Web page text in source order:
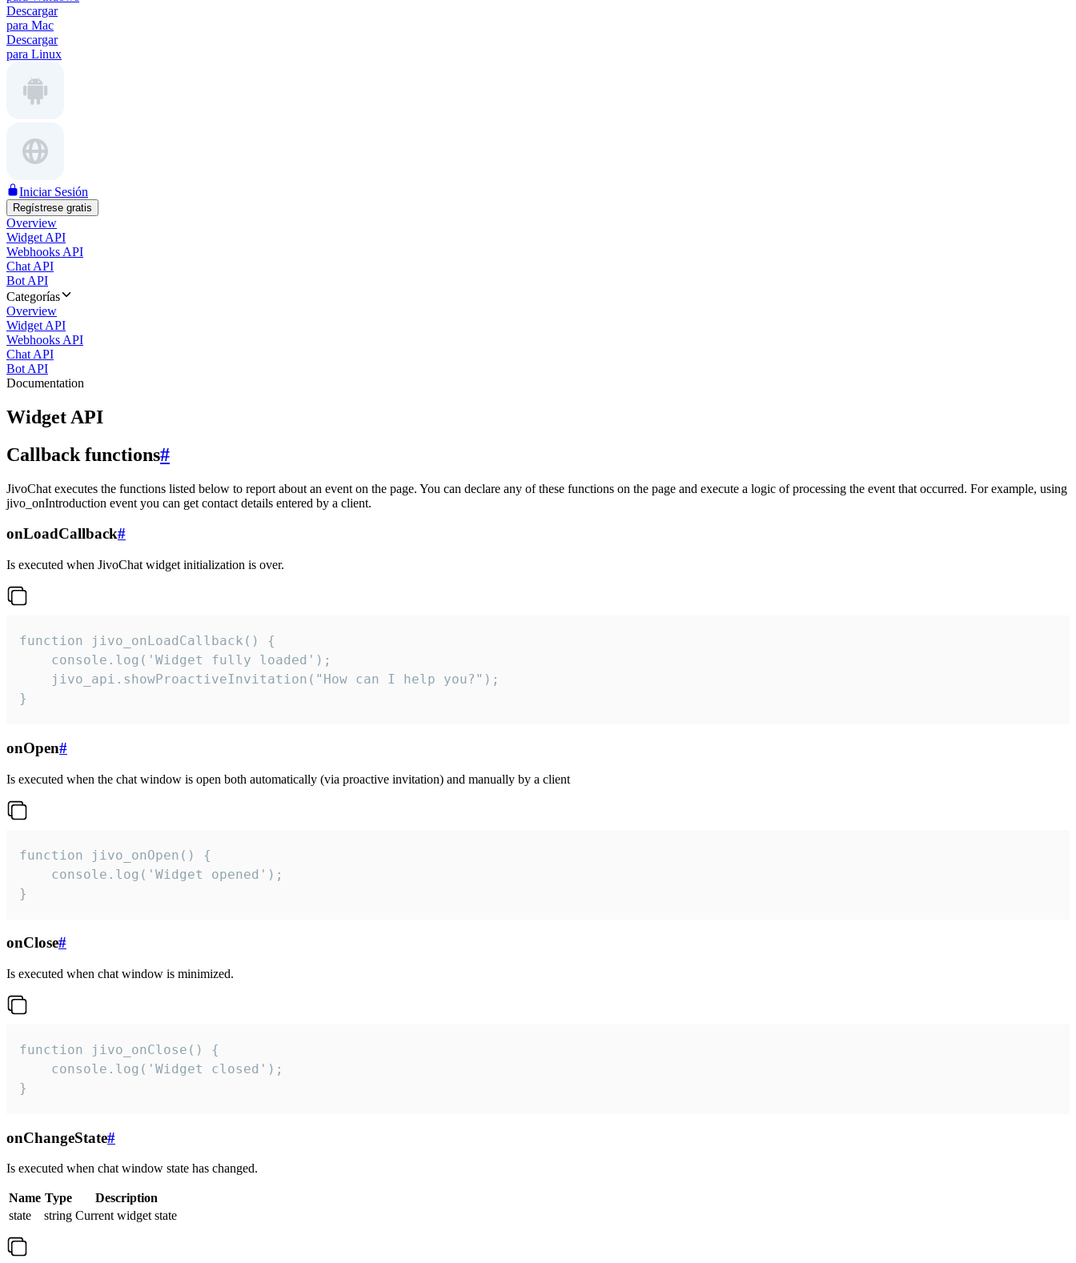
Descargar
para Mac
Descargar
para Linux
Iniciar Sesión
Regístrese gratis
Overview
Widget API
Webhooks API
Chat API
Bot API
Categorías
Overview
Widget API
Webhooks API
Chat API
Bot API
Documentation
Widget API
Callback functions#
JivoChat executes the functions listed below to report about an event on the page. You can declare any of these functions on the page and execute a logic of processing the event that occurred. For example, using
jivo_onIntroduction event you can get contact details entered by a client.
onLoadCallback#
Is executed when JivoChat widget initialization is over.
function jivo_onLoadCallback() {
    console.log('Widget fully loaded');
    jivo_api.showProactiveInvitation("How can I help you?");
}
onOpen#
Is executed when the chat window is open both automatically (via proactive invitation) and manually by a client
function jivo_onOpen() {
    console.log('Widget opened');
}
onClose#
Is executed when chat window is minimized.
function jivo_onClose() {
    console.log('Widget closed');
}
onChangeState#
Is executed when chat window state has changed.
Name Type
Description
state
string Current widget state